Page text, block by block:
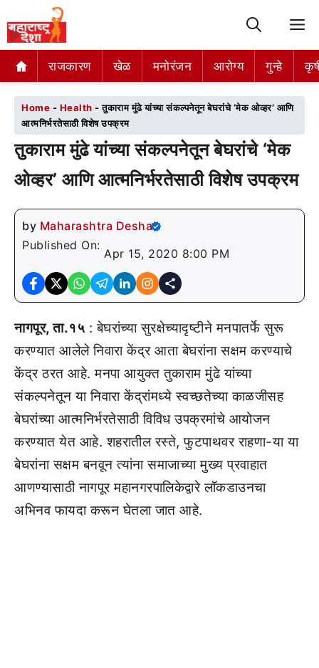
राजकारण खेळ मनोरंजन आरोग्य गुन्हे
राजकारण खेळ मनोरंजन आरोग्य गुन्हे
Home - Health -तुकाराम मुंढे यांच्या संकल्पनेतून बेघरांचे ‘मेक ओव्हर’ आणि
आत्मनिर्भरतेसाठी विशेष उपक्रम
तुकाराम मुंढे यांच्या संकल्पनेतून बेघरांचे ‘मेक
ओव्हर’ आणि आत्मनिर्भरतेसाठी विशेष उपक्रम
by Maharashtra Desha
Published On:
Apr 15, 2020 8:00 PM
नागपूर, ता.१५ : बेघरांच्या सुरक्षेच्यादृष्टीने मनपातर्फे सुरू
करण्यात आलेले निवारा केंद्र आता बेघरांना सक्षम करण्याचे
केंद्र ठरत आहे. मनपा आयुक्त तुकाराम मुंढे यांच्या
संकल्पनेतून या निवारा केंद्रांमध्ये स्वच्छतेच्या काळजीसह
बेघरांच्या आत्मनिर्भरतेसाठी विविध उपक्रमांचे आयोजन
करण्यात येत आहे. शहरातील रस्ते, फुटपाथवर राहणा-या या
बेघरांना सक्षम बनवून त्यांना समाजाच्या मुख्य प्रवाहात
आणण्यासाठी नागपूर महानगरपालिकेद्वारे लॉकडाउनचा
अभिनव फायदा करून घेतला जात आहे.